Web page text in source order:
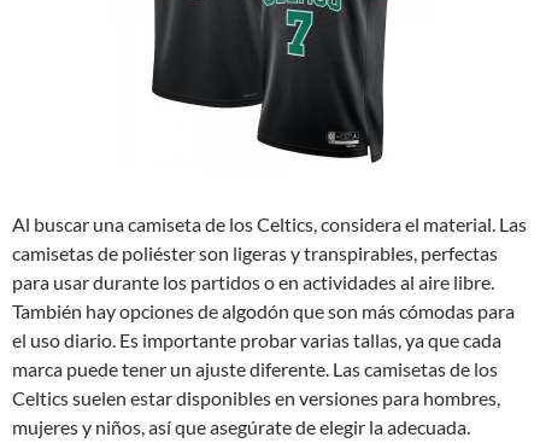
Al buscar una camiseta de los Celtics, considera el material. Las
camisetas de poliéster son ligeras y transpirables, perfectas
para usar durante los partidos o en actividades al aire libre.
También hay opciones de algodón que son más cómodas para
el uso diario. Es importante probar varias tallas, ya que cada
marca puede tener un ajuste diferente. Las camisetas de los
Celtics suelen estar disponibles en versiones para hombres,
mujeres y niños, así que asegúrate de elegir la adecuada.